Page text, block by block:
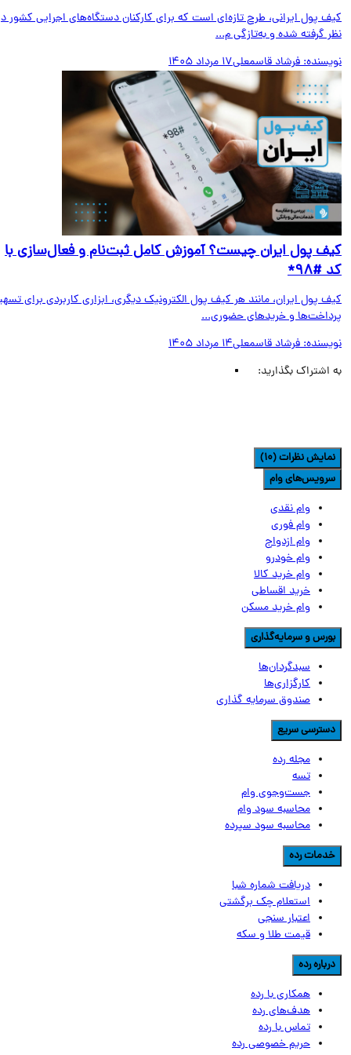
پول ایرانی، طرح تازه‌ای است که برای کارکنان دستگاه‌های اجرایی کشور در
گرفته شده و به‌تازگی م...
فرشاد قاسمعلی17 مرداد 1405
پول ایران چیست؟ آموزش کامل ثبت‌نام و فعال‌سازی با
پول ایران، مانند هر کیف پول الکترونیک دیگری، ابزاری کاربردی برای تسهیل
و خریدهای حضوری...
فرشاد قاسمعلی14 مرداد 1405
اشتراک بگذارید:
نظرات (10)
وام
وام نقدی
وام فوری
وام ازدواج
وام خودرو
وام خرید کالا
خرید اقساطی
وام خرید مسکن
و سرمایه‌گذاری
سبدگردان‌ها
کارگزاری‌ها
صندوق سرمایه گذاری
سریع
مجله رده
تسه
جست‌وجوی وام
محاسبه سود وام
محاسبه سود سپرده
رده
دریافت شماره شبا
استعلام چک برگشتی
اعتبار سنجی
قیمت طلا و سکه
رده
همکاری با رده
هدف‌های رده
تماس‌ با‌ رده
حریم خصوصی رده